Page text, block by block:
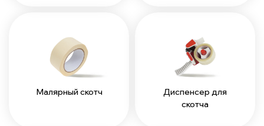
Малярный скотч
Диспенсер для
скотча